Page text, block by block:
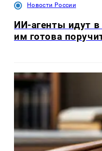
Новости России
ИИ-агенты идут в
им готова